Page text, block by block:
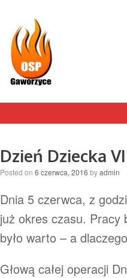
Dzień Dziecka
Posted on 6 czerwca, 2016 byadmin
Dnia 5 czerwca, z
już okres czasu. Pracy
było warto – a
Głową całej operacji